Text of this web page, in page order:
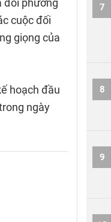
đối phương
cuộc đối
giọng của
hoạch đầu
ngày
7
8
9